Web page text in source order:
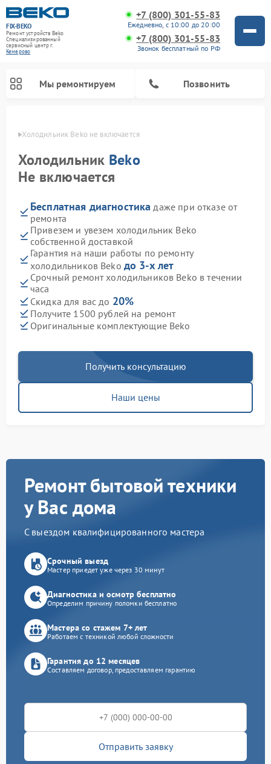
FIX-BEKO
Ремонт устройств Beko
Специализированный
cервисный центр г.
Кемерово
+7 (800) 301-55-83
Ежедневно, с 10:00 до 20:00
+7 (800) 301-55-83
Звонок бесплатный по РФ
Мы ремонтируем Позвонить
Холодильник Beko не включается
Холодильник Beko
Не включается
Бесплатная диагностика даже при отказе от
ремонта
Привезем и увезем холодильник Beko
собственной доставкой
Гарантия на наши работы по ремонту
холодильников Beko до 3-х лет
Срочный ремонт холодильников Beko в течении
часа
Скидка для вас до 20%
Получите 1500 рублей на ремонт
Оригинальные комплектующие Beko
Получить консультацию
Наши цены
Ремонт бытовой техники
у Вас дома
С выездом квалифицированного мастера
Срочный выезд
Мастер приедет уже через 30 минут
Диагностика и осмотр бесплатно
Определим причину поломки бесплатно
Мастера со стажем 7+ лет
Работаем с техникой любой сложности
Гарантия до 12 месяцев
Составляем договор, предоставляем гарантию
Отправить заявку